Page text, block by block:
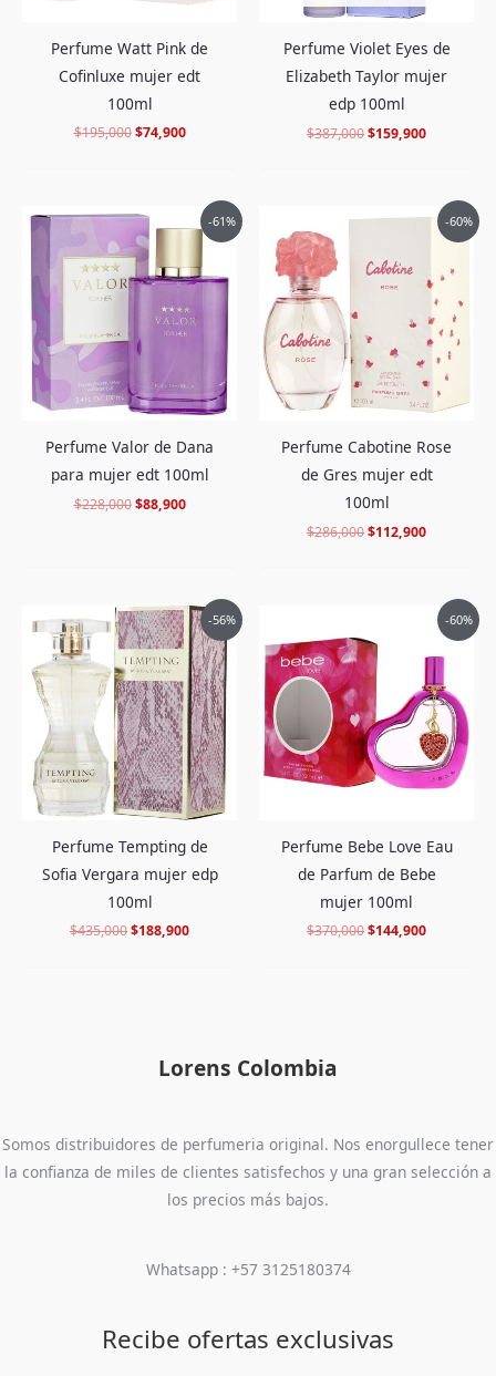
Perfume Watt Pink de
Cofinluxe mujer edt
100ml
$195,000 $74,900
Perfume Violet Eyes de
Elizabeth Taylor mujer
edp 100ml
$387,000$159,900
-61%
Perfume Valor de Dana
para mujer edt 100ml
$228,000
El
precio
original
era:
$228,000.
$88,900
precio
actual
es:
$88,900.
-60%
Perfume Cabotine Rose
de Gres mujer edt
100ml
$286,000
era:
$286,000.
$112,900
El
precio
actual
$112,900.
-56%
Perfume Tempting de
Sofia Vergara mujer edp
100ml
$435,000
El
precio
original
era:
$435,000.
$188,900
El
precio
actual
es:
$188,900.
-60%
Perfume Bebe Love Eau
de Parfum de Bebe
mujer 100ml
$370,000
original
era:
$370,000.
$144,900
precio
es:
$144,900.
Lorens Colombia
Somos distribuidores de perfumeria original. Nos enorgullece tener
la confianza de miles de clientes satisfechos y una gran selección a
los precios más bajos.
Whatsapp : +57 3125180374
Recibe ofertas exclusivas